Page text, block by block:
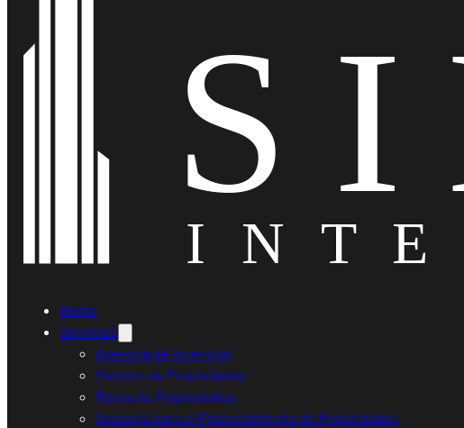
Home
Servicios
Asesoría de Inversión
Gestión de Propiedades
Renta de Propiedades
Asesoría para el Financiamiento de Propiedades